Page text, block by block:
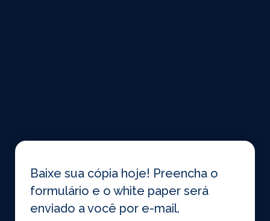
Baixe sua cópia hoje! Preencha o
formulário e o white paper será
enviado a você por e-mail.